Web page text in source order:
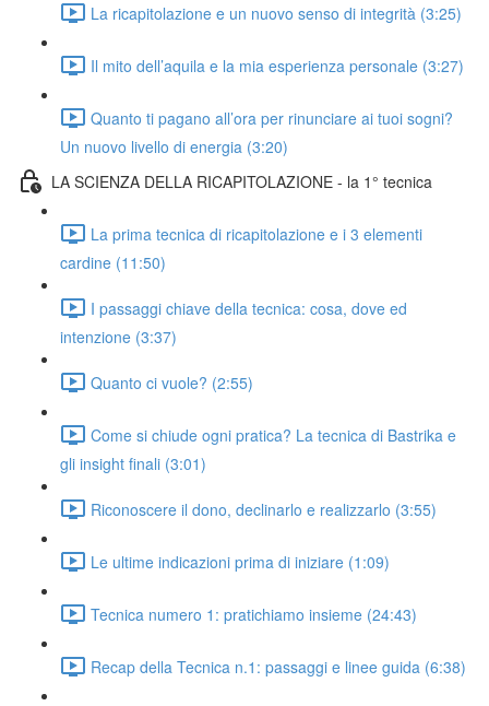
La ricapitolazione e un nuovo senso di integrità (3:25)
Il mito dell’aquila e la mia esperienza personale (3:27)
Quanto ti pagano all’ora per rinunciare ai tuoi sogni?
Un nuovo livello di energia (3:20)
LA SCIENZA DELLA RICAPITOLAZIONE - la 1° tecnica
La prima tecnica di ricapitolazione e i 3 elementi
cardine (11:50)
I passaggi chiave della tecnica: cosa, dove ed
intenzione (3:37)
Quanto ci vuole? (2:55)
Come si chiude ogni pratica? La tecnica di Bastrika e
gli insight finali (3:01)
Riconoscere il dono, declinarlo e realizzarlo (3:55)
Le ultime indicazioni prima di iniziare (1:09)
Tecnica numero 1: pratichiamo insieme (24:43)
Recap della Tecnica n.1: passaggi e linee guida (6:38)